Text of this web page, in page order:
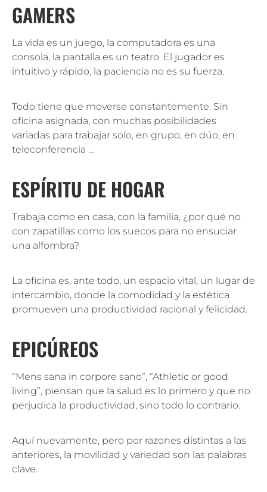
GAMERS
La vida es un juego, la computadora es una
consola, la pantalla es un teatro. El jugador es
intuitivo y rápido, la paciencia no es su fuerza.
Todo tiene que moverse constantemente. Sin
oficina asignada, con muchas posibilidades
variadas para trabajar solo, en grupo, en dúo, en
teleconferencia …
ESPÍRITU DE HOGAR
Trabaja como en casa, con la familia, ¿por qué no
con zapatillas como los suecos para no ensuciar
una alfombra?
La oficina es, ante todo, un espacio vital, un lugar de
intercambio, donde la comodidad y la estética
promueven una productividad racional y felicidad.
EPICÚREOS
“Mens sana in corpore sano”, “Athletic or good
living”, piensan que la salud es lo primero y que no
perjudica la productividad, sino todo lo contrario.
Aquí nuevamente, pero por razones distintas a las
anteriores, la movilidad y variedad son las palabras
clave.